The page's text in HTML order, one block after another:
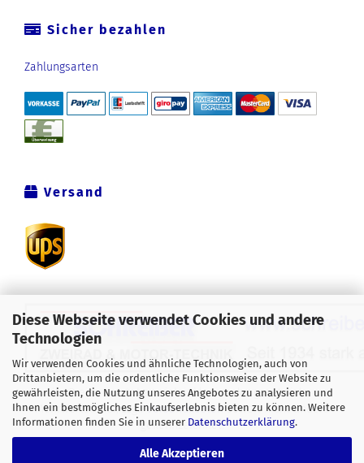
Diese Webseite verwendet Cookies und andere
Technologien
Wir verwenden Cookies und ähnliche Technologien, auch von
Drittanbietern, um die ordentliche Funktionsweise der Website zu
gewährleisten, die Nutzung unseres Angebotes zu analysieren und
Ihnen ein bestmögliches Einkaufserlebnis bieten zu können. Weitere
Informationen finden Sie in unserer Datenschutzerklärung.
Alle Akzeptieren
Sicher bezahlen
Zahlungsarten
Versand
Alle Preise verstehen sich inklusive der gesetzlichen
Mehrwertsteuer, zzgl.Versandkostensoweit nicht anders
gekennzeichnet.